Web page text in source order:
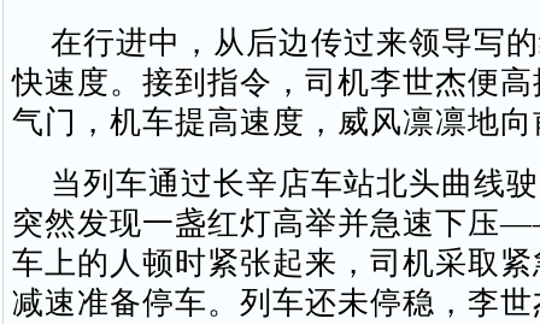
在行进中，从后边传过来领导写
快速度。接到指令，司机李世杰便
气门，机车提高速度，威风凛凛地
当列车通过长辛店车站北头曲线
突然发现一盏红灯高举并急速下压
车上的人顿时紧张起来，司机采取
减速准备停车。列车还未停稳，李